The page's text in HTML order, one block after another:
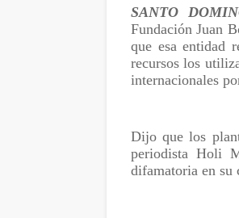
SANTO
Fundación Juan
que esa entidad
recursos los
internacionales
Dijo que los
periodista Holi
difamatoria en su